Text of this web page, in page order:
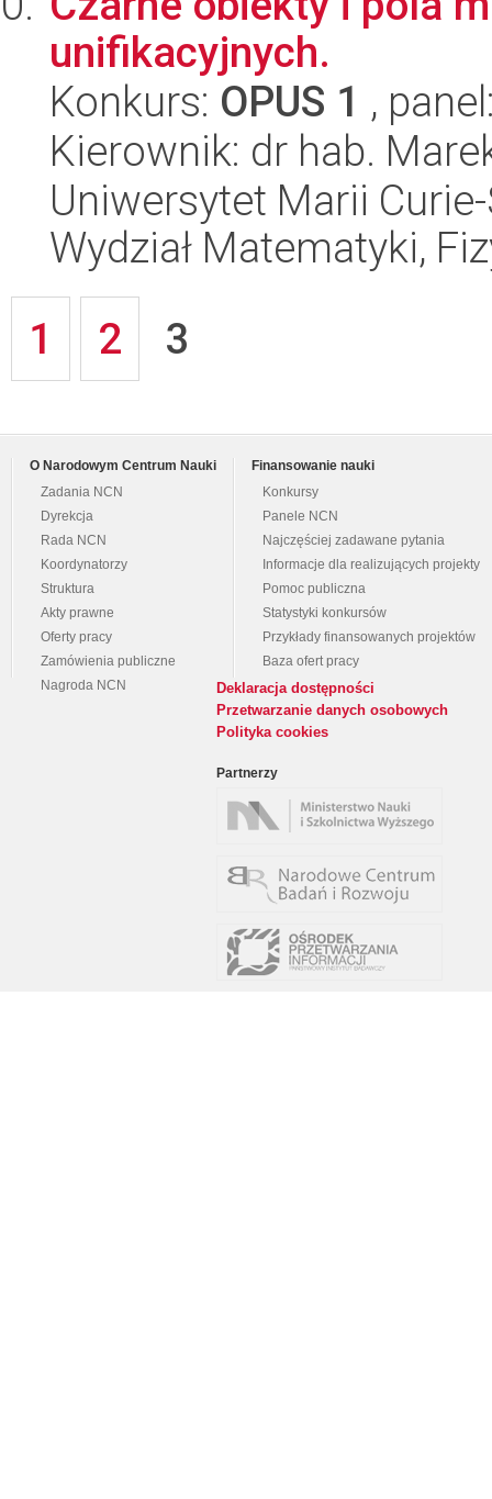
unifikacyjnych.
Konkurs: OPUS 1 ,
Kierownik: dr hab.
Uniwersytet Marii
Wydział Matematyki,
1
2 3
O Narodowym Centrum Nauki
Zadania NCN
Dyrekcja
Rada NCN
Koordynatorzy
Struktura
Akty prawne
Oferty pracy
Zamówienia publiczne
Nagroda NCN
Finansowanie nauki
Konkursy
Panele NCN
Najczęściej zadawane pytania
Informacje dla realizujących projekty
Pomoc publiczna
Statystyki konkursów
Przykłady finansowanych projektów
Baza ofert pracy
Deklaracja dostępności
Przetwarzanie danych osobowych
Polityka cookies
Partnerzy